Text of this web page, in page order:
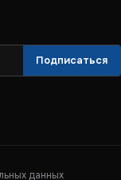
Подписаться
данных